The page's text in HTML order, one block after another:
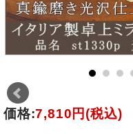
価格:7,810円 (税込)